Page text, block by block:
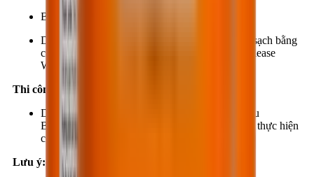
Bụi bẩn, bùn phải được rửa hoặc lau sạch.
Dầu, mỡ hoặc các lớp vật liệu cũ phải được rửa sạch bằng
các loại dung môi thích hợp khi sử dụng BestRelease
WB502 lần đầu.
Thi công:
Dùng cọ quét, ru-lô hay vòi phun để phân bố đều
BestRelease WB502 lên bề mặt khuôn trước khi thực hiện
công đoạn tạo hình sản phẩm.
Lưu ý: